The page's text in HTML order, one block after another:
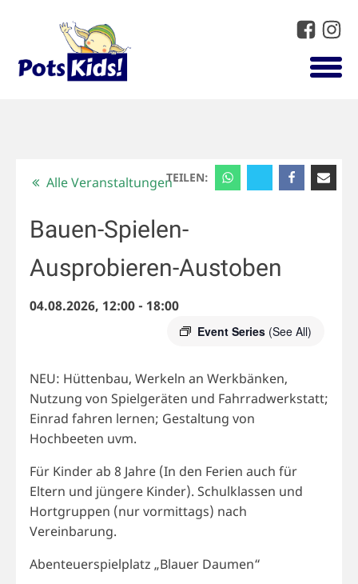
TEILEN:
Alle Veranstaltungen
Bauen-Spielen-
Ausprobieren-Austoben
04.08.2026, 12:00- 18:00
Event Series (See All)
NEU: Hüttenbau, Werkeln an Werkbänken,
Nutzung von Spielgeräten und Fahrradwerkstatt;
Einrad fahren lernen; Gestaltung von
Hochbeeten uvm.
Für Kinder ab 8 Jahre (In den Ferien auch für
Eltern und jüngere Kinder). Schulklassen und
Hortgruppen (nur vormittags) nach
Vereinbarung.
Abenteuerspielplatz „Blauer Daumen“